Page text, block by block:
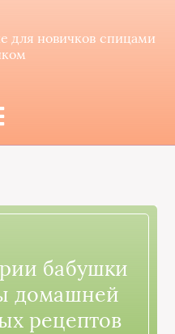
для новичков спицами
бабушки
домашней
рецептов